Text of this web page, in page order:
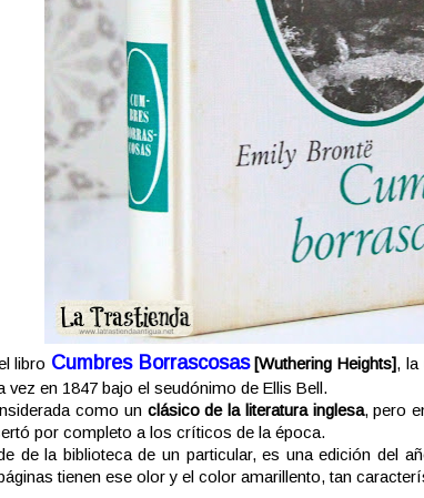
libro Cumbres Borrascosas [Wuthering Heights], la
vez en 1847 bajo el seudónimo de Ellis Bell.
como un clásico de la literatura inglesa, pero
por completo a los críticos de la época.
de la biblioteca de un particular, es una edición del
tienen ese olor y el color amarillento, tan